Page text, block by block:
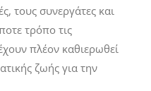
τους συνεργάτες και
τρόπο τις
πλέον καθιερωθεί
ζωής για την